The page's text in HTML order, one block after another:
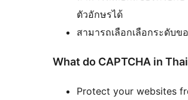
ตัวอักษรได้
สามารถเลือกเลือกระดับข
What do CAPTCHA in
Protect your websites